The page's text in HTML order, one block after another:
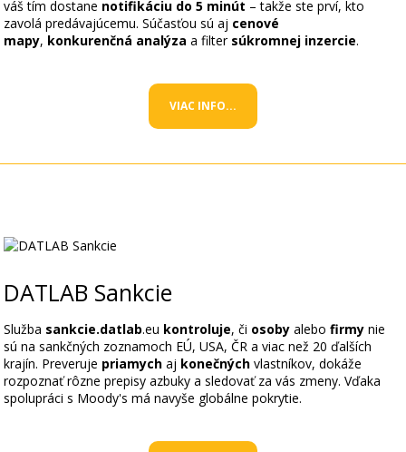
váš tím dostane notifikáciu do 5 minút – takže ste prví, kto
zavolá predávajúcemu. Súčasťou sú aj cenové
mapy, konkurenčná analýza a filter súkromnej inzercie.
VIAC INFO...
DATLAB Sankcie
Služba sankcie.datlab.eu kontroluje, či osobyalebofirmy nie
sú na sankčných zoznamoch EÚ, USA, ČR a viac než 20 ďalších
krajín. Preveruje priamych aj konečných vlastníkov, dokáže
rozpoznať rôzne prepisy azbuky a sledovať za vás zmeny. Vďaka
spolupráci s Moody's má navyše globálne pokrytie.